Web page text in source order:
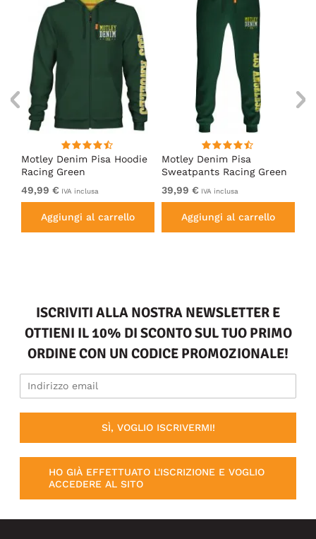
Motley Denim Pisa Hoodie
Racing Green
49,99 € IVA inclusa
Aggiungi al carrello
Motley Denim Pisa
Sweatpants Racing Green
39,99 € IVA inclusa
Aggiungi al carrello
ISCRIVITI ALLA NOSTRA NEWSLETTER E
OTTIENI IL 10% DI SCONTO SUL TUO PRIMO
ORDINE CON UN CODICE PROMOZIONALE!
SÌ, VOGLIO ISCRIVERMI!
HO GIÀ EFFETTUATO L'ISCRIZIONE E VOGLIO
ACCEDERE AL SITO